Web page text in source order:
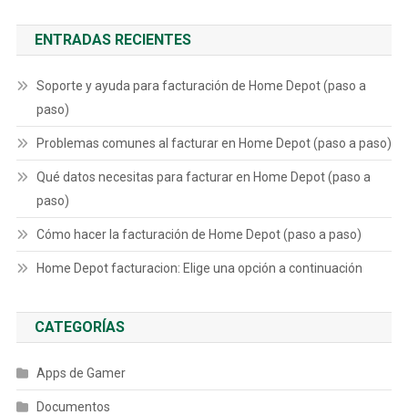
ENTRADAS RECIENTES
Soporte y ayuda para facturación de Home Depot (paso a
paso)
Problemas comunes al facturar en Home Depot (paso a paso)
Qué datos necesitas para facturar en Home Depot (paso a
paso)
Cómo hacer la facturación de Home Depot (paso a paso)
Home Depot facturacion: Elige una opción a continuación
CATEGORÍAS
Apps de Gamer
Documentos